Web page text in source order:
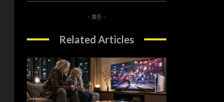
- 廣告 -
Related Articles